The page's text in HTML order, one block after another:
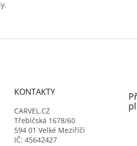
KONTAKTY
CARVEL.CZ
Třebíčská 1678/60
594 01 Velké Meziříčí
IČ: 45642427